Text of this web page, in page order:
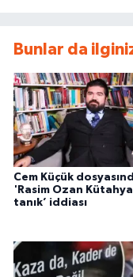
Bunlar da
Cem Küçük
'Rasim Ozan
tanık’ iddiası